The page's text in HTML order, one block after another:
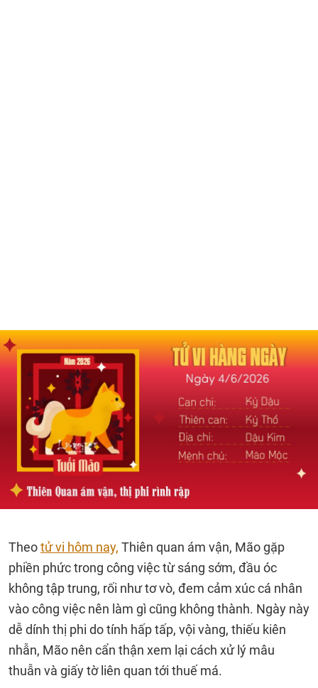
Theotử vi hôm nay, Thiên quan ám vận, Mão gặp
phiền phức trong công việc từ sáng sớm, đầu óc
không tập trung, rối như tơ vò, đem cảm xúc cá nhân
vào công việc nên làm gì cũng không thành. Ngày này
dễ dính thị phi do tính hấp tấp, vội vàng, thiếu kiên
nhẫn, Mão nên cẩn thận xem lại cách xử lý mâu
thuẫn và giấy tờ liên quan tới thuế má.